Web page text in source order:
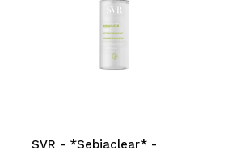
SVR - *Sebiaclear* -